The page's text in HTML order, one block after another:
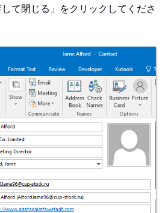
して閉じる」をクリックしてくださ